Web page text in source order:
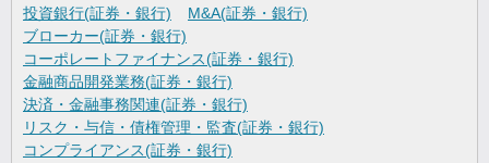
投資銀行(証券・銀行)
M&A(証券・銀行)
ブローカー(証券・銀行)
コーポレートファイナンス(証券・銀行)
金融商品開発業務(証券・銀行)
決済・金融事務関連(証券・銀行)
リスク・与信・債権管理・監査(証券・銀行)
コンプライアンス(証券・銀行)